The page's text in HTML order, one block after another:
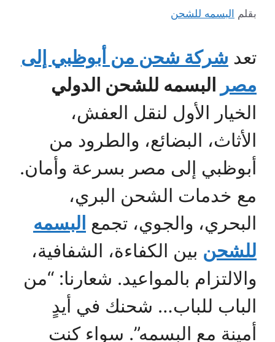
بقلم البسمه للشحن
تعد شركة شحن من أبوظبي إلى
مصر البسمه للشحن الدولي
الخيار الأول لنقل العفش،
الأثاث، البضائع، والطرود من
أبوظبي إلى مصر بسرعة وأمان.
مع خدمات الشحن البري،
البحري، والجوي، تجمع البسمه
للشحن بين الكفاءة، الشفافية،
والالتزام بالمواعيد. شعارنا: “من
الباب للباب… شحنك في أيدٍ
أمينة مع البسمه”. سواء كنت